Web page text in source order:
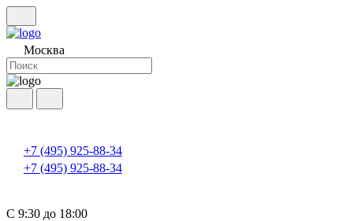
Москва
+7 (495) 925-88-34
+7 (495) 925-88-34
С 9:30 до 18:00